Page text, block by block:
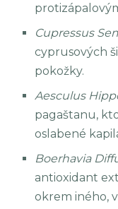
Cupressus
cyprusových
pokožky.
Aesculus
pagaštanu,
oslabené
Boerhavia
antioxidant
okrem iného,